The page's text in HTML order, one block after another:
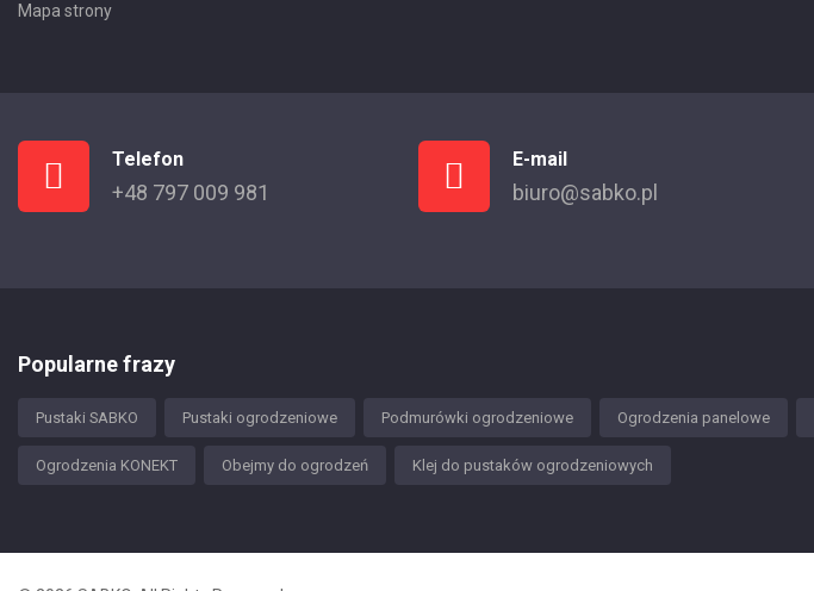
Mapa strony
Telefon
+48 797 009 981
E-mail
biuro@sabko.pl
Popularne frazy
Pustaki SABKO Pustaki ogrodzeniowe Podmurówki ogrodzeniowe Ogrodzenia panelowe
Ogrodzenia KONEKT Obejmy do ogrodzeń Klej do pustaków ogrodzeniowych